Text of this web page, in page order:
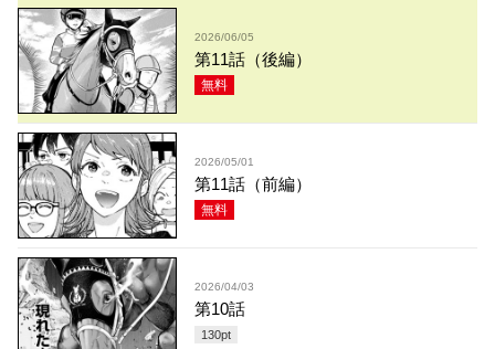
2026/06/05
第11話（後編）
無料
2026/05/01
第11話（前編）
無料
2026/04/03
第10話
130pt